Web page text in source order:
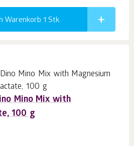
Warenkorb 1 Stk.
Mino Mix with
100 g